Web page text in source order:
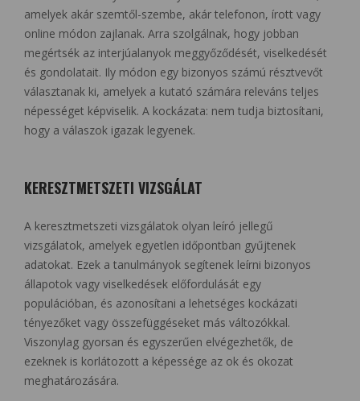
amelyek akár szemtől-szembe, akár telefonon, írott vagy
online módon zajlanak. Arra szolgálnak, hogy jobban
megértsék az interjúalanyok meggyőződését, viselkedését
és gondolatait. Ily módon egy bizonyos számú résztvevőt
választanak ki, amelyek a kutató számára releváns teljes
népességet képviselik. A kockázata: nem tudja biztosítani,
hogy a válaszok igazak legyenek.
KERESZTMETSZETI VIZSGÁLAT
A keresztmetszeti vizsgálatok olyan leíró jellegű
vizsgálatok, amelyek egyetlen időpontban gyűjtenek
adatokat. Ezek a tanulmányok segítenek leírni bizonyos
állapotok vagy viselkedések előfordulását egy
populációban, és azonosítani a lehetséges kockázati
tényezőket vagy összefüggéseket más változókkal.
Viszonylag gyorsan és egyszerűen elvégezhetők, de
ezeknek is korlátozott a képessége az ok és okozat
meghatározására.